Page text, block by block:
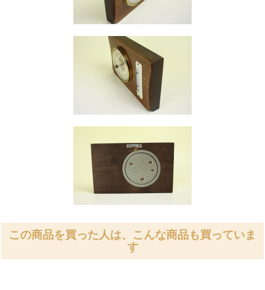
この商品を買った人は、こんな商品も買っていま
す